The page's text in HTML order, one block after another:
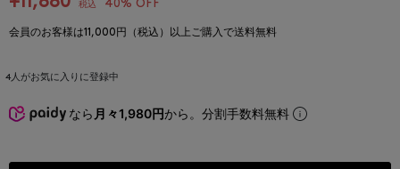
税込 40% OFF
会員のお客様は11,000円（税込）以上ご購入で送料無料
4人がお気に入りに登録中
なら 月々1,980円から。分割手数料無料